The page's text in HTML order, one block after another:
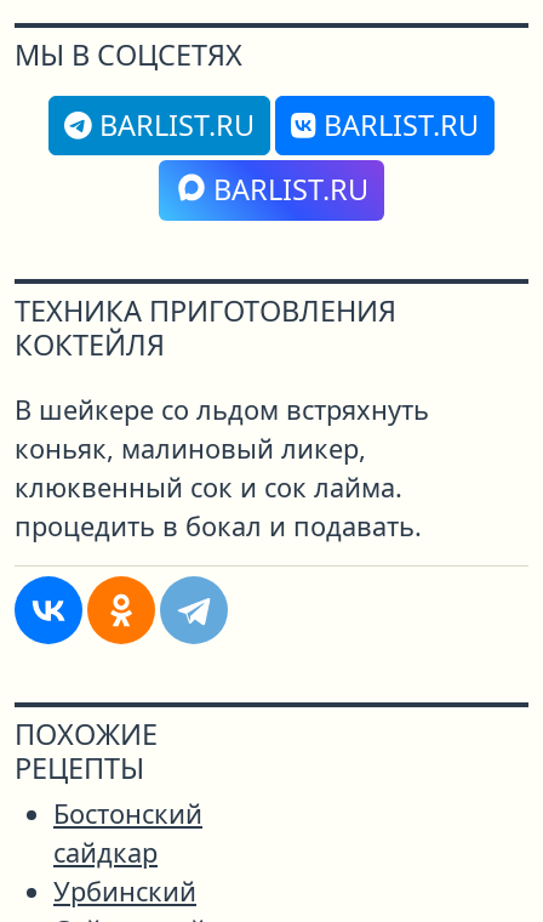
МЫ В СОЦСЕТЯХ
BARLIST.RU
BARLIST.RU
BARLIST.RU
ТЕХНИКА ПРИГОТОВЛЕНИЯ
КОКТЕЙЛЯ
В шейкере со льдом встряхнуть
коньяк, малиновый ликер,
клюквенный сок и сок лайма.
процедить в бокал и подавать.
ПОХОЖИЕ
РЕЦЕПТЫ
Бостонский
сайдкар
Урбинский